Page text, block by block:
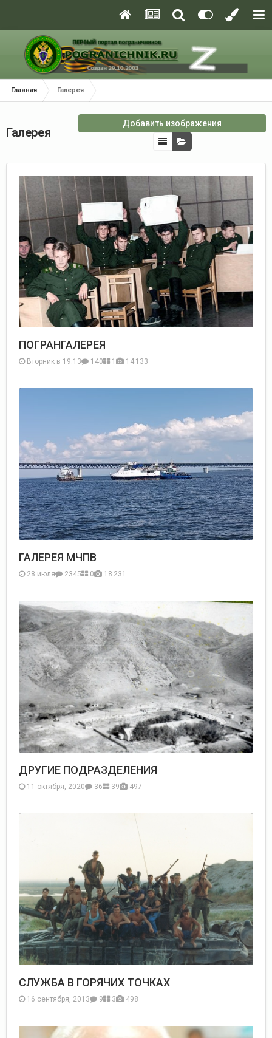
Главная Галерея
Галерея
Добавить изображения
ПОГРАНГАЛЕРЕЯ
Вторник в 19:13 140 1 14 133
ГАЛЕРЕЯ МЧПВ
28 июля 2345 0 18 231
ДРУГИЕ ПОДРАЗДЕЛЕНИЯ
11 октября, 2020 36 39 497
СЛУЖБА В ГОРЯЧИХ ТОЧКАХ
16 сентября, 2013 9 3 498